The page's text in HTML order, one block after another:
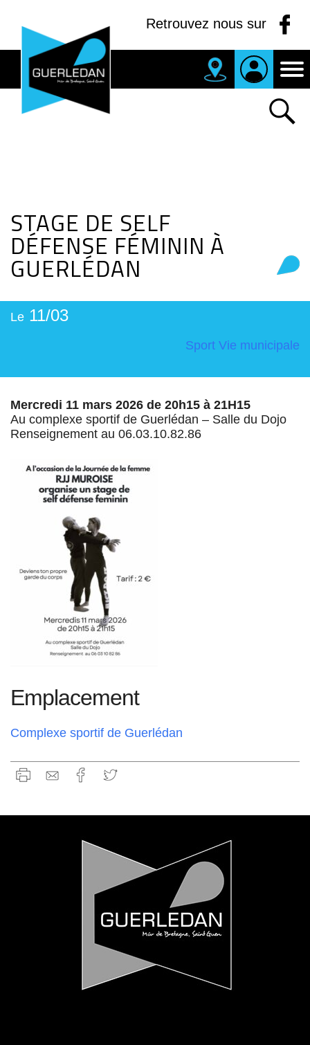
Retrouvez nous sur
STAGE DE SELF
DÉFENSE FÉMININ À
GUERLÉDAN
Le 11/03
Sport Vie municipale
Mercredi 11 mars 2026 de 20h15 à 21H15
Au complexe sportif de Guerlédan – Salle du Dojo
Renseignement au 06.03.10.82.86
Emplacement
Complexe sportif de Guerlédan